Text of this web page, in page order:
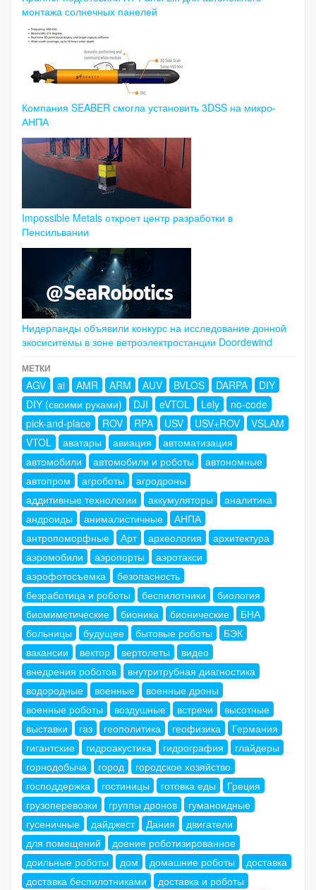
монтажа солнечных панелей
Компания SEABER смогла установить 3DSS на микро-
АНПА
Impossible Metals откроет центр разработки в
Пенсильвании
Нидерланды объявили конкурс на исследование донной
экосиситемы в зоне ветроэлектростанции Doordewind
МЕТКИ
AGV ai AMR ARM AUV BVLOS DARPA
DIY
DIY (своими руками)
DJI eVTOL Lely
no-code
pick-and-place
ROV RPA USV USV+ROV
VSLAM
VTOL
аватары авиация
автоматизация
автомобили
автомобили и роботы
автономные
автопром
агроботы
агродроны
аддитивные технологии
аккумуляторы
аналитика
андроиды
анималистичные
АНПА
антропоморфные
Арт археология
архитектура
аэромобили
аэропорты
аэротакси
аэрофотосъемка
безопасность
безработица и роботы
беспилотники
биология
биомиметические
бионика бионические
БНА
больницы
будущее бытовые роботы
БЭК
вакансии
вектор вертолеты
видео
внедрения роботов
внутритрубная диагностика
водородные
военные
военные дроны
военные роботы
воздушные встречи
высотные
выставки
газ геополитика геофизика
Германия
гигантские
гидроакустика гидрография
глайдеры
горнодобыча
город
городское хозяйство
господдержка
гостиницы готовка еды
Греция
грузоперевозки
группы дронов
гуманоидные
гусеничные
дайджест Дания
двигатели
для помещений
доение роботизированное
доильные роботы
дом домашние роботы
доставка
доставка беспилотниками
доставка и роботы